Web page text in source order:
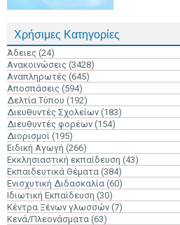
Χρήσιμες Κατηγορίες
Άδειες (24)
Ανακοινώσεις (3428)
Αναπληρωτές (645)
Αποσπάσεις (594)
Δελτία Τύπου (192)
Διευθυντές Σχολείων (183)
Διευθυντές φορέων (154)
Διορισμοί (195)
Ειδική Αγωγή (266)
Εκκλησιαστική εκπαίδευση (43)
Εκπαιδευτικά Θέματα (384)
Ενισχυτική Διδασκαλία (60)
Ιδιωτική Εκπαίδευση (30)
Κέντρα Ξένων γλωσσών (7)
Κενά/Πλεονάσματα (63)